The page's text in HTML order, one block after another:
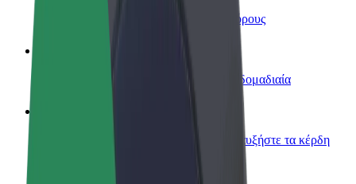
Κερδίστε χρήματα με τους δικούς σας όρους
Παραδώστε φαγητό και πληρώνεστε εβδομαδιαία
Πλησιάστε περισσότερους πελάτες και αυξήστε τα κέρδη